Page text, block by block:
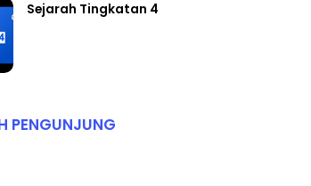
Sejarah Tingkatan 4
PENGUNJUNG